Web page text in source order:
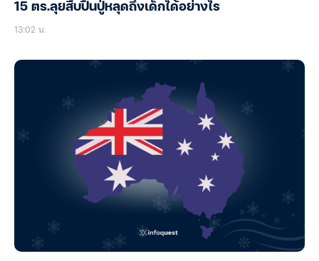
15 ตร.ลุยสืบปืนปู่หลุดถึงเด็กได้อย่างไร
13:02 น.